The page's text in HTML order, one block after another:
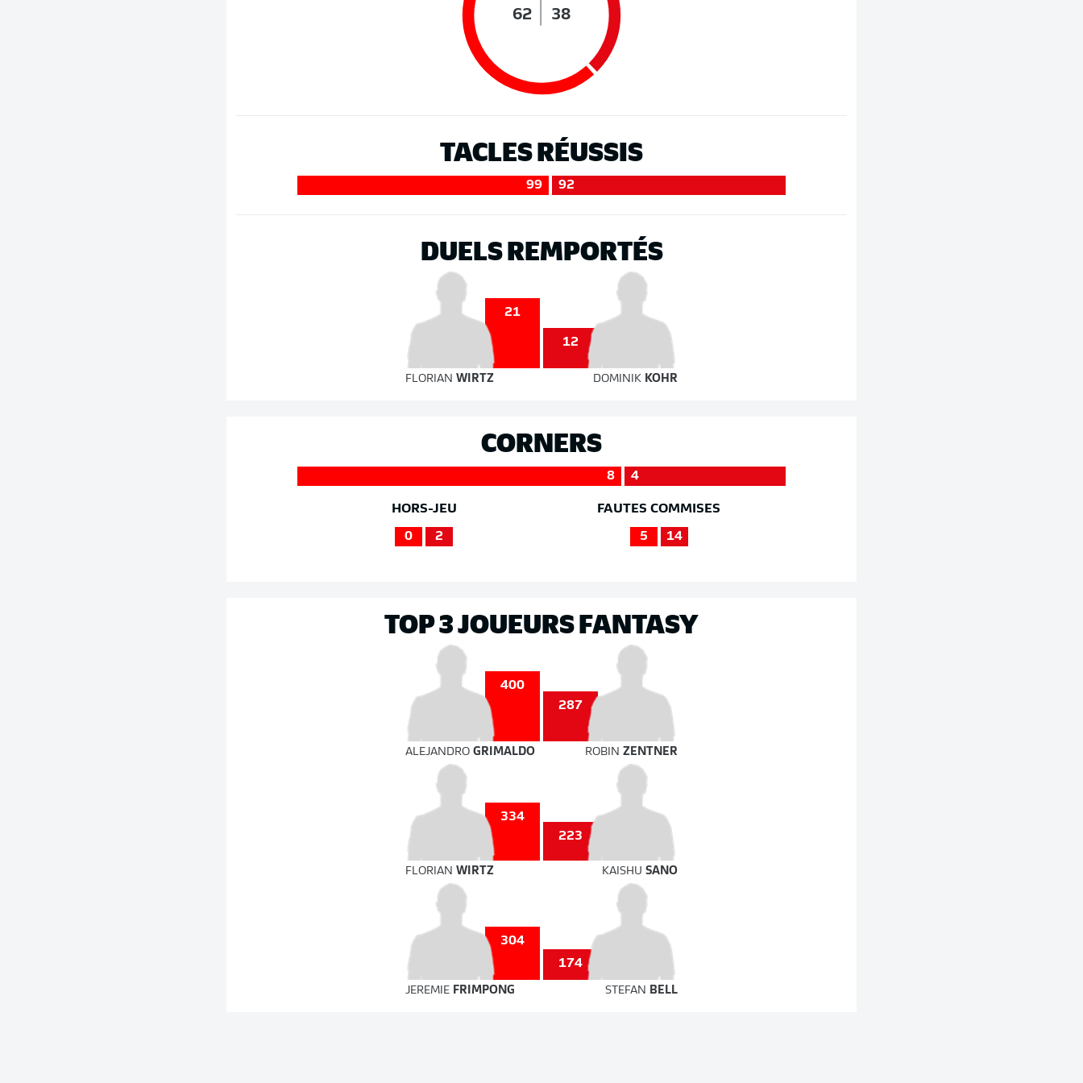
62 38
TACLES RÉUSSIS
99 92
DUELS REMPORTÉS
21
12
FLORIANWIRTZ DOMINIK KOHR
CORNERS
8 4
HORS-JEU
0 2
FAUTES COMMISES
5 14
TOP 3 JOUEURS FANTASY
400
287
ALEJANDROGRIMALDO ROBIN ZENTNER
334
223
FLORIANWIRTZ KAISHU SANO
304
174
JEREMIE FRIMPONG STEFAN BELL